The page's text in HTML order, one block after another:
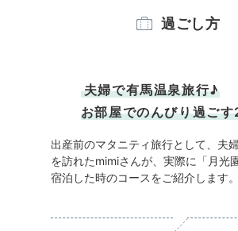
過ごし方
夫婦で有馬温泉旅行♪
お部屋でのんびり過ご
出産前のマタニティ旅行として、夫
を訪れたmimiさんが、実際に「月光
宿泊した時のコースをご紹介します。